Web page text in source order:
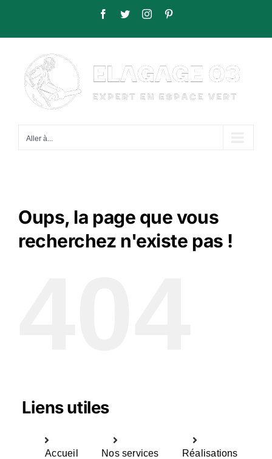
Facebook
TwitterInstagram
Aller à...
Oups, la page que vous
recherchez n'existe pas !
Liens utiles
Accueil Nos services Réalisations